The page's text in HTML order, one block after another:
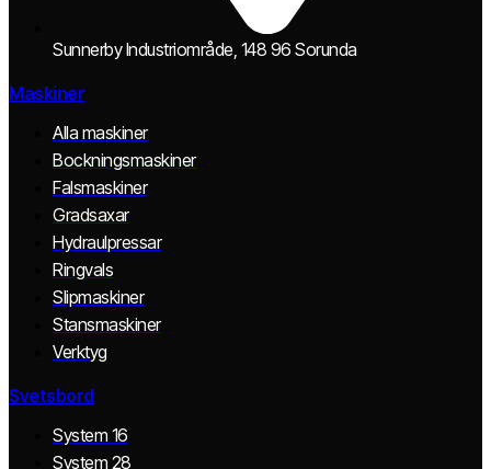
Sunnerby Industriområde, 148 96 Sorunda
Maskiner
Alla maskiner
Bockningsmaskiner
Falsmaskiner
Gradsaxar
Hydraulpressar
Ringvals
Slipmaskiner
Stansmaskiner
Verktyg
Svetsbord
System 16
System 28